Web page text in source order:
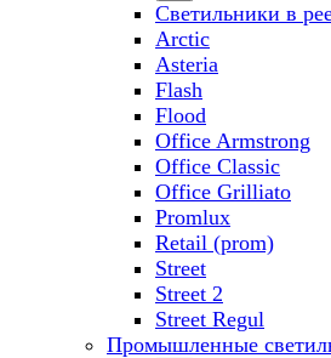
Светильники в
Arctic
Asteria
Flash
Flood
Office Armstrong
Office Classic
Office Grilliato
Promlux
Retail (prom)
Street
Street 2
Street Regul
Промышленные